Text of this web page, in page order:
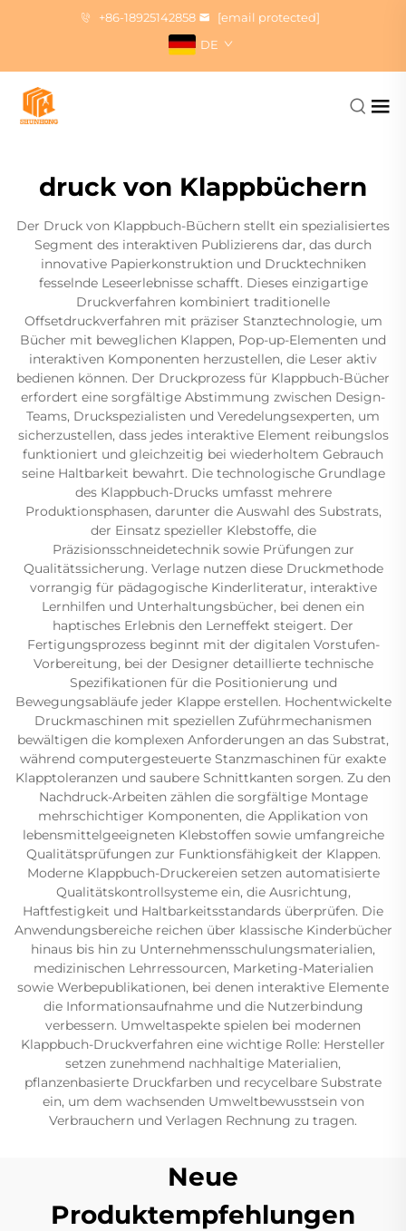
+86-18925142858
[email protected]
DE
druck von Klappbüchern
Der Druck von Klappbuch-Büchern stellt ein spezialisiertes
Segment des interaktiven Publizierens dar, das durch
innovative Papierkonstruktion und Drucktechniken
fesselnde Leseerlebnisse schafft. Dieses einzigartige
Druckverfahren kombiniert traditionelle
Offsetdruckverfahren mit präziser Stanztechnologie, um
Bücher mit beweglichen Klappen, Pop-up-Elementen und
interaktiven Komponenten herzustellen, die Leser aktiv
bedienen können. Der Druckprozess für Klappbuch-Bücher
erfordert eine sorgfältige Abstimmung zwischen Design-
Teams, Druckspezialisten und Veredelungsexperten, um
sicherzustellen, dass jedes interaktive Element reibungslos
funktioniert und gleichzeitig bei wiederholtem Gebrauch
seine Haltbarkeit bewahrt. Die technologische Grundlage
des Klappbuch-Drucks umfasst mehrere
Produktionsphasen, darunter die Auswahl des Substrats,
der Einsatz spezieller Klebstoffe, die
Präzisionsschneidetechnik sowie Prüfungen zur
Qualitätssicherung. Verlage nutzen diese Druckmethode
vorrangig für pädagogische Kinderliteratur, interaktive
Lernhilfen und Unterhaltungsbücher, bei denen ein
haptisches Erlebnis den Lerneffekt steigert. Der
Fertigungsprozess beginnt mit der digitalen Vorstufen-
Vorbereitung, bei der Designer detaillierte technische
Spezifikationen für die Positionierung und
Bewegungsabläufe jeder Klappe erstellen. Hochentwickelte
Druckmaschinen mit speziellen Zuführmechanismen
bewältigen die komplexen Anforderungen an das Substrat,
während computergesteuerte Stanzmaschinen für exakte
Klapptoleranzen und saubere Schnittkanten sorgen. Zu den
Nachdruck-Arbeiten zählen die sorgfältige Montage
mehrschichtiger Komponenten, die Applikation von
lebensmittelgeeigneten Klebstoffen sowie umfangreiche
Qualitätsprüfungen zur Funktionsfähigkeit der Klappen.
Moderne Klappbuch-Druckereien setzen automatisierte
Qualitätskontrollsysteme ein, die Ausrichtung,
Haftfestigkeit und Haltbarkeitsstandards überprüfen. Die
Anwendungsbereiche reichen über klassische Kinderbücher
hinaus bis hin zu Unternehmensschulungsmaterialien,
medizinischen Lehrressourcen, Marketing-Materialien
sowie Werbepublikationen, bei denen interaktive Elemente
die Informationsaufnahme und die Nutzerbindung
verbessern. Umweltaspekte spielen bei modernen
Klappbuch-Druckverfahren eine wichtige Rolle: Hersteller
setzen zunehmend nachhaltige Materialien,
pflanzenbasierte Druckfarben und recycelbare Substrate
ein, um dem wachsenden Umweltbewusstsein von
Verbrauchern und Verlagen Rechnung zu tragen.
Neue
Produktempfehlungen